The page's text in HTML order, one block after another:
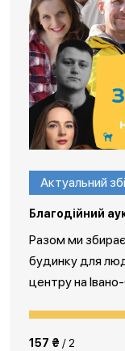
Актуальний
Благодійний
Разом ми
будинку для
центру на
157 ₴ / 2